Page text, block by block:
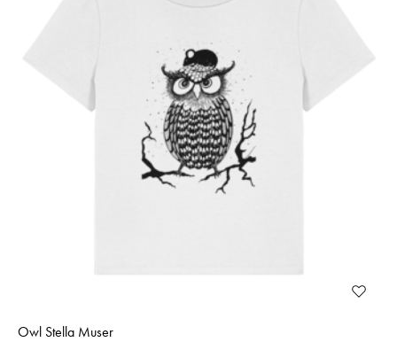
Owl Stella Muser